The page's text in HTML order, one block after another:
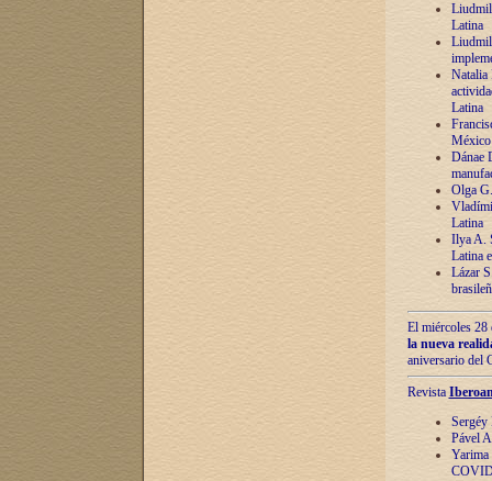
Latina
Natalia
Latina
México
Dánae
Olga
Latina
Ilya A.
Latina
Lázar
El miércoles 28
la nueva
aniversario del
Revista
Sergéy
Pável
Yarima